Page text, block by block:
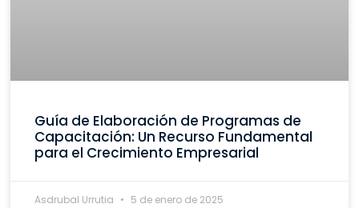
Guía de Elaboración de Programas de
Capacitación: Un Recurso Fundamental
para el Crecimiento Empresarial
Asdrubal Urrutia 5 de enero de 2025